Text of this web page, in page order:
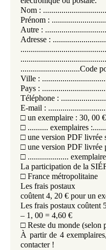
Nom :
Prénom :
Autre :
Adresse :
.............................Code
Ville :
Pays :
Téléphone :
E-mail :
□ un exemplaire : 30, 00 €
□ .......... exemplaires
□ une version PDF livrée
□ une version PDF livrée
□ ....................
La participation de la
□ France métropolitaine
Les frais postaux
coûtent 4, 20 € pour un
Les frais postaux coûtent
– 1, 00 = 4,60 €
□ Reste du monde (selon
À partir de 4
contacter !